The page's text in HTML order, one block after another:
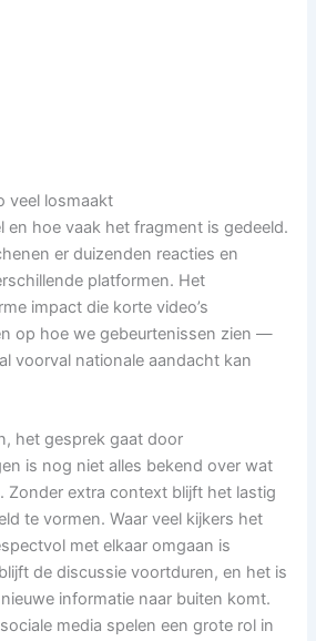
veel losmaakt
en hoe vaak het fragment is gedeeld.
er duizenden reacties en
platformen. Het
impact die korte video’s
op hoe we gebeurtenissen zien —
voorval nationale aandacht kan
het gesprek gaat door
is nog niet alles bekend over wat
Zonder extra context blijft het lastig
te vormen. Waar veel kijkers het
met elkaar omgaan is
de discussie voortduren, en het is
informatie naar buiten komt.
media spelen een grote rol in